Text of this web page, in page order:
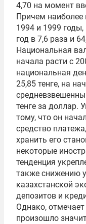
4,70 на момент
Причем наиболее
1994 и 1999 годы,
год в 7,6 раза и
Национальная
начала расти с
национальная
25,85 тенге, на
тенге за доллар.
тому, что он
средство
хранить его
некоторые
тенденция
также снижению
казахстанской
депозитов и
Однако, отмечает
произошло